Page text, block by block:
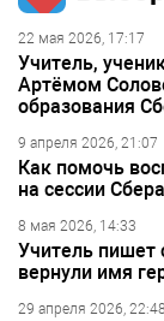
22 мая 2026, 17:17
Учитель,
Артёмом
образования
9 апреля 2026, 21:07
Как помочь
на сессии
8 мая 2026, 14:33
Учитель пишет
вернули имя
29 апреля 2026, 22:48